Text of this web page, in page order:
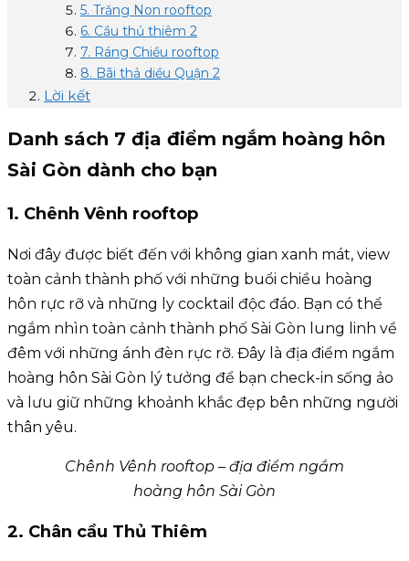
5. Trăng Non rooftop
6. Cầu thủ thiêm 2
7. Ráng Chiều rooftop
8. Bãi thả diều Quận 2
Lời kết
Danh sách 7 địa điểm ngắm hoàng hôn
Sài Gòn dành cho bạn
1. Chênh Vênh rooftop
Nơi đây được biết đến với không gian xanh mát, view
toàn cảnh thành phố với những buổi chiều hoàng
hôn rực rỡ và những ly cocktail độc đáo. Bạn có thể
ngắm nhìn toàn cảnh thành phố Sài Gòn lung linh về
đêm với những ánh đèn rực rỡ. Đây là địa điểm ngắm
hoàng hôn Sài Gòn lý tưởng để bạn check-in sống ảo
và lưu giữ những khoảnh khắc đẹp bên những người
thân yêu.
Chênh Vênh rooftop – địa điểm ngắm
hoàng hôn Sài Gòn
2. Chân cầu Thủ Thiêm